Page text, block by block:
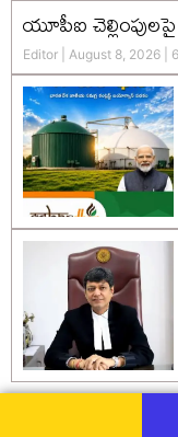
యూపీఐ
Editor August 8, 2026